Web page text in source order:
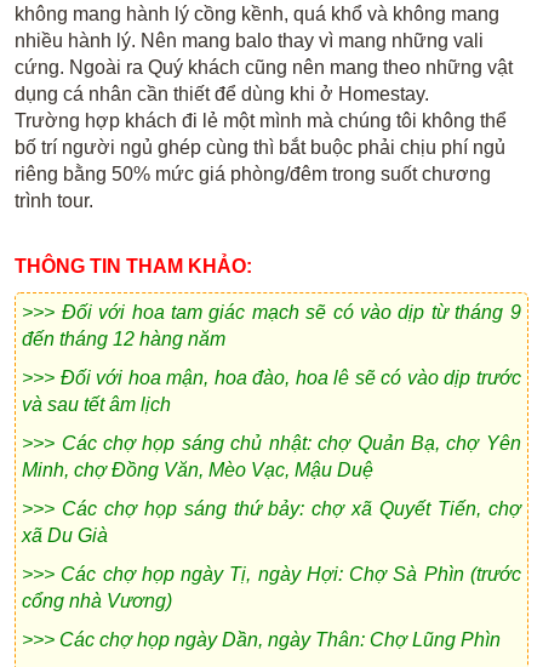
không mang hành lý cồng kềnh, quá khổ và không mang
nhiều hành lý. Nên mang balo thay vì mang những vali
cứng. Ngoài ra Quý khách cũng nên mang theo những vật
dụng cá nhân cần thiết để dùng khi ở Homestay.
Trường hợp khách đi lẻ một mình mà chúng tôi không thể
bố trí người ngủ ghép cùng thì bắt buộc phải chịu phí ngủ
riêng bằng 50% mức giá phòng/đêm trong suốt chương
trình tour.
THÔNG TIN THAM KHẢO:
>>> Đối với hoa tam giác mạch sẽ có vào dịp từ tháng 9
đến tháng 12 hàng năm
>>> Đối với hoa mận, hoa đào, hoa lê sẽ có vào dịp trước
và sau tết âm lịch
>>> Các chợ họp sáng chủ nhật: chợ Quản Bạ, chợ Yên
Minh, chợ Đồng Văn, Mèo Vạc, Mậu Duệ
>>> Các chợ họp sáng thứ bảy: chợ xã Quyết Tiến, chợ
xã Du Già
>>> Các chợ họp ngày Tị, ngày Hợi: Chợ Sà Phìn (trước
cổng nhà Vương)
>>> Các chợ họp ngày Dần, ngày Thân: Chợ Lũng Phìn